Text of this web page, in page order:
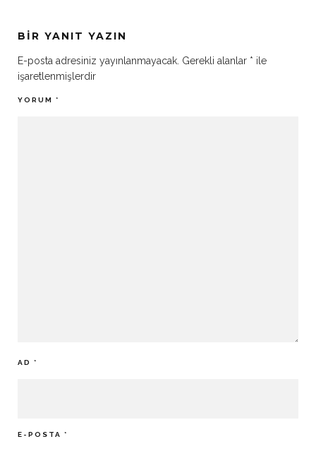
BIR YANIT YAZIN
E-posta adresiniz yayınlanmayacak. Gerekli alanlar * ile
işaretlenmişlerdir
YORUM *
AD *
E-POSTA *